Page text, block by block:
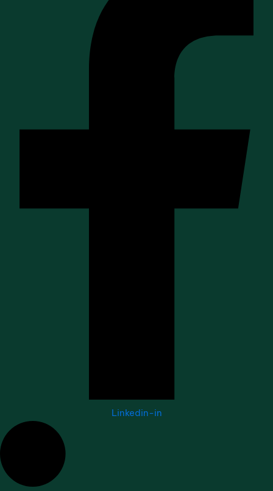
Linkedin-in